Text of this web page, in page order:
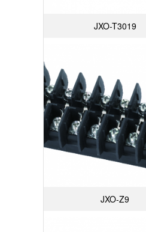
JXO-T3019
JXO-Z9